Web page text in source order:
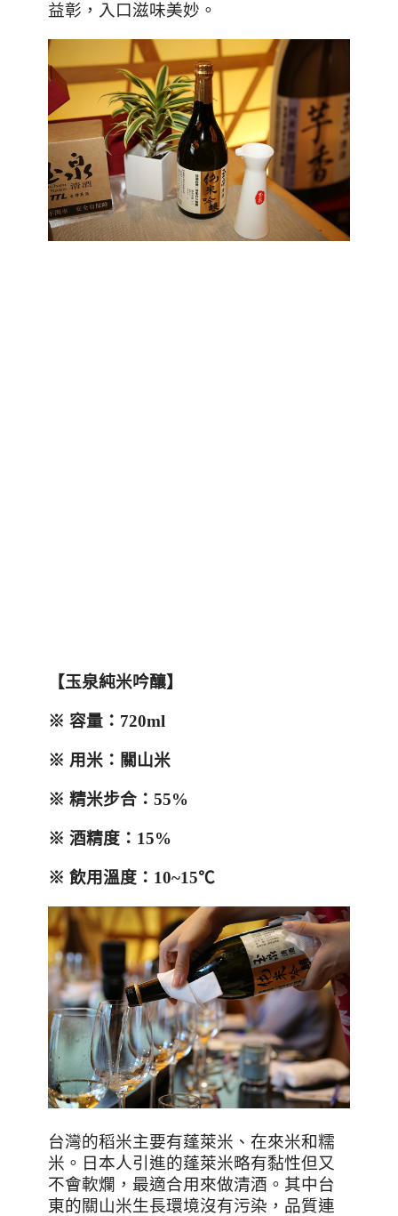
益彰，入口滋味美妙。
【玉泉純米吟釀】
※ 容量： 720ml
※ 用米：關山米
※ 精米步合 ： 55%
※ 酒精度： 15%
※ 飲用溫度： 10~15℃
台灣的稻米主要有蓬萊米、在來米和糯
米。日本人引進的蓬萊米略有黏性但又
不會軟爛，最適合用來做清酒。其中台
東的關山米生長環境沒有污染，品質連